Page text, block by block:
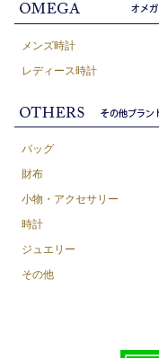
メンズ時計
レディース時計
バッグ
財布
小物・アクセサリー
時計
ジュエリー
その他